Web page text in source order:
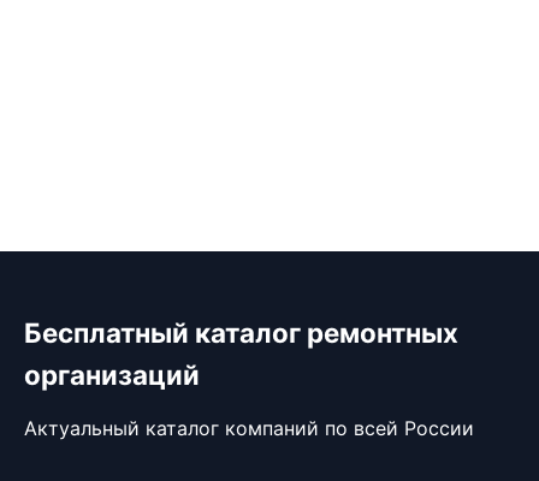
Бесплатный каталог ремонтных
организаций
Актуальный каталог компаний по всей России